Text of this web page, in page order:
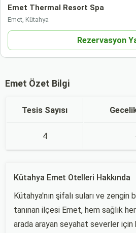
Emet Thermal Resort Spa
Emet, Kütahya
Rezervasyon
Emet Özet Bilgi
Tesis Sayısı
4
Kütahya Emet Otelleri Hakkında
Kütahya'nın şifalı suları ve zengin
tanınan ilçesi Emet, hem sağlık
arada arayan seyahat severler için